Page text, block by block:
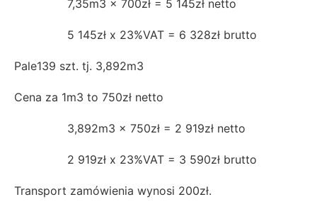
7,35m3 x 700zł = 5 145zł netto
5 145zł x 23%VAT = 6 328zł brutto
Pale139 szt. tj. 3,892m3
Cena za 1m3 to 750zł netto
3,892m3 x 750zł = 2 919zł netto
2 919zł x 23%VAT = 3 590zł brutto
Transport zamówienia wynosi 200zł.